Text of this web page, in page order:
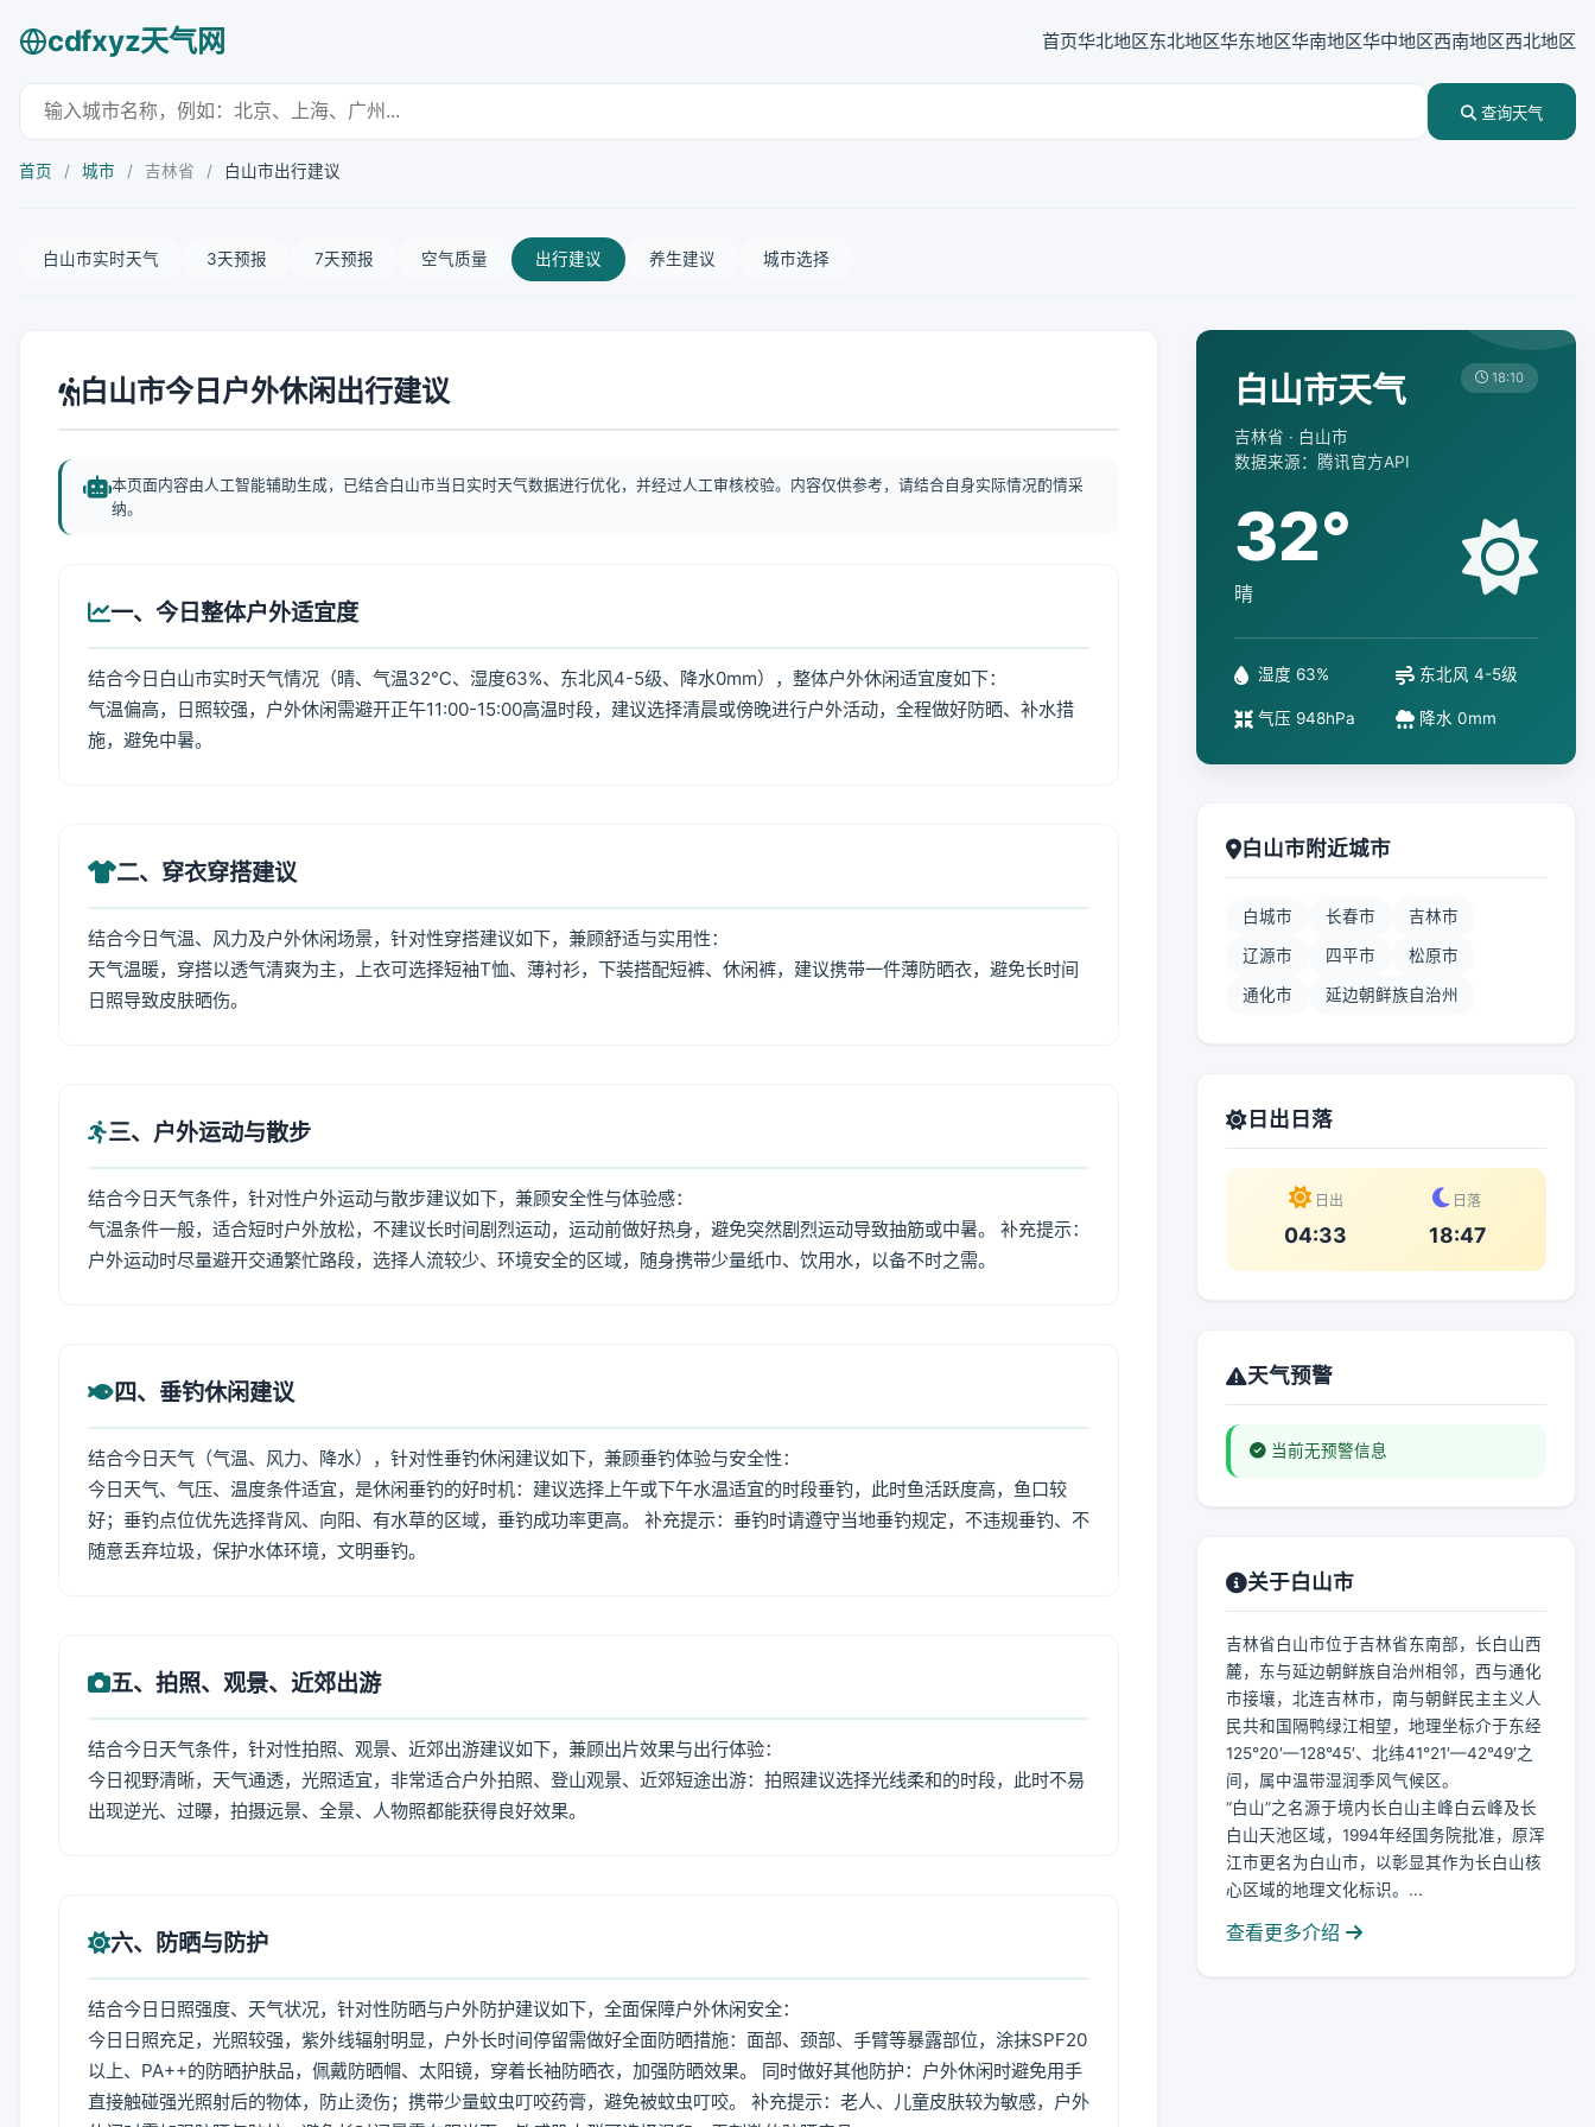
cdfxyz天气网 首页华北地区东北地区华东地区华南地区华中地区西南地区西北地区
查询天气
首页 / 城市 / 吉林省 / 白山市出行建议
白山市实时天气 3天预报 7天预报 空气质量 出行建议 养生建议 城市选择
白山市今日户外休闲出行建议
本页面内容由人工智能辅助生成，已结合白山市当日实时天气数据进行优化，并经过人工审核校验。内容仅供参考，请结合自身实际情况酌情采
纳。
一、今日整体户外适宜度
结合今日白山市实时天气情况（晴、气温32℃、湿度63%、东北风4-5级、降水0mm），整体户外休闲适宜度如下：
气温偏高，日照较强，户外休闲需避开正午11:00-15:00高温时段，建议选择清晨或傍晚进行户外活动，全程做好防晒、补水措
施，避免中暑。
二、穿衣穿搭建议
结合今日气温、风力及户外休闲场景，针对性穿搭建议如下，兼顾舒适与实用性：
天气温暖，穿搭以透气清爽为主，上衣可选择短袖T恤、薄衬衫，下装搭配短裤、休闲裤，建议携带一件薄防晒衣，避免长时间
日照导致皮肤晒伤。
三、户外运动与散步
结合今日天气条件，针对性户外运动与散步建议如下，兼顾安全性与体验感：
气温条件一般，适合短时户外放松，不建议长时间剧烈运动，运动前做好热身，避免突然剧烈运动导致抽筋或中暑。 补充提示：
户外运动时尽量避开交通繁忙路段，选择人流较少、环境安全的区域，随身携带少量纸巾、饮用水，以备不时之需。
四、垂钓休闲建议
结合今日天气（气温、风力、降水），针对性垂钓休闲建议如下，兼顾垂钓体验与安全性：
今日天气、气压、温度条件适宜，是休闲垂钓的好时机：建议选择上午或下午水温适宜的时段垂钓，此时鱼活跃度高，鱼口较
好；垂钓点位优先选择背风、向阳、有水草的区域，垂钓成功率更高。 补充提示：垂钓时请遵守当地垂钓规定，不违规垂钓、不
随意丢弃垃圾，保护水体环境，文明垂钓。
五、拍照、观景、近郊出游
结合今日天气条件，针对性拍照、观景、近郊出游建议如下，兼顾出片效果与出行体验：
今日视野清晰，天气通透，光照适宜，非常适合户外拍照、登山观景、近郊短途出游：拍照建议选择光线柔和的时段，此时不易
出现逆光、过曝，拍摄远景、全景、人物照都能获得良好效果。
六、防晒与防护
结合今日日照强度、天气状况，针对性防晒与户外防护建议如下，全面保障户外休闲安全：
今日日照充足，光照较强，紫外线辐射明显，户外长时间停留需做好全面防晒措施：面部、颈部、手臂等暴露部位，涂抹SPF20
以上、PA++的防晒护肤品，佩戴防晒帽、太阳镜，穿着长袖防晒衣，加强防晒效果。 同时做好其他防护：户外休闲时避免用手
直接触碰强光照射后的物体，防止烫伤；携带少量蚊虫叮咬药膏，避免被蚊虫叮咬。 补充提示：老人、儿童皮肤较为敏感，户外
白山市天气
吉林省 · 白山市
数据来源：腾讯官方API
18:10
32°
晴
湿度 63% 东北风 4-5级
气压 948hPa 降水 0mm
白山市附近城市
白城市 长春市 吉林市
辽源市 四平市 松原市
通化市 延边朝鲜族自治州
日出日落
日出
04:33
日落
18:47
天气预警
当前无预警信息
关于白山市
吉林省白山市位于吉林省东南部，长白山西
麓，东与延边朝鲜族自治州相邻，西与通化
市接壤，北连吉林市，南与朝鲜民主主义人
民共和国隔鸭绿江相望，地理坐标介于东经
125°20′—128°45′、北纬41°21′—42°49′之
间，属中温带湿润季风气候区。
“白山”之名源于境内长白山主峰白云峰及长
白山天池区域，1994年经国务院批准，原浑
江市更名为白山市，以彰显其作为长白山核
心区域的地理文化标识。...
查看更多介绍